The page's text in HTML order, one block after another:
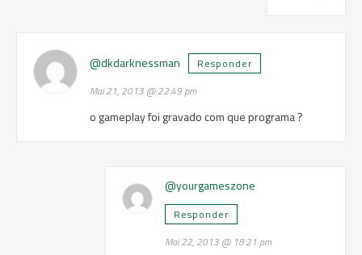
@dkdarknessman Responder
Mai 21, 2013 @ 22:49 pm
o gameplay foi gravado com que programa ?
@yourgameszone
Responder
Mai 22, 2013 @ 18:21 pm